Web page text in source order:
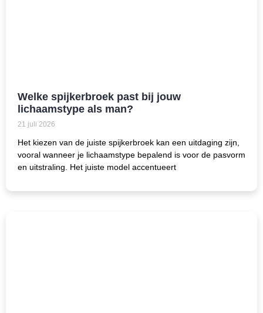
Welke spijkerbroek past bij jouw
lichaamstype als man?
21 juli 2026
Het kiezen van de juiste spijkerbroek kan een uitdaging zijn,
vooral wanneer je lichaamstype bepalend is voor de pasvorm
en uitstraling. Het juiste model accentueert